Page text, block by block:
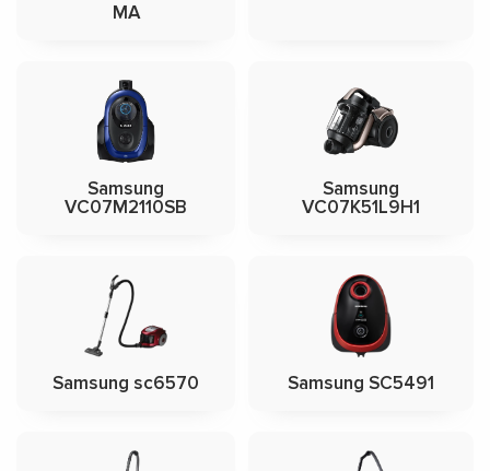
MA
Samsung
VC07M2110SB
Samsung
VC07K51L9H1
Samsung sc6570 Samsung SC5491